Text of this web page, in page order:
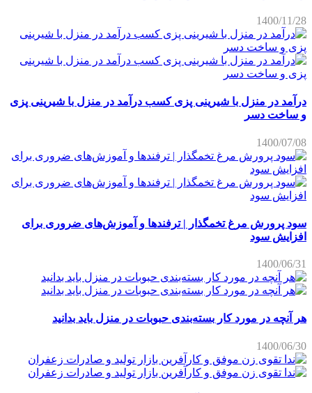
1400/11/28
درآمد در منزل با شیرینی پزی کسب درآمد در منزل با شیرینی پزی
و ساخت دسر
1400/07/08
سود پرورش مرغ تخمگذار | ترفندها و آموزش‌های ضروری برای
افزایش سود
1400/06/31
هر آنچه در مورد کار بسته‌بندی حبوبات در منزل باید بدانید
1400/06/30